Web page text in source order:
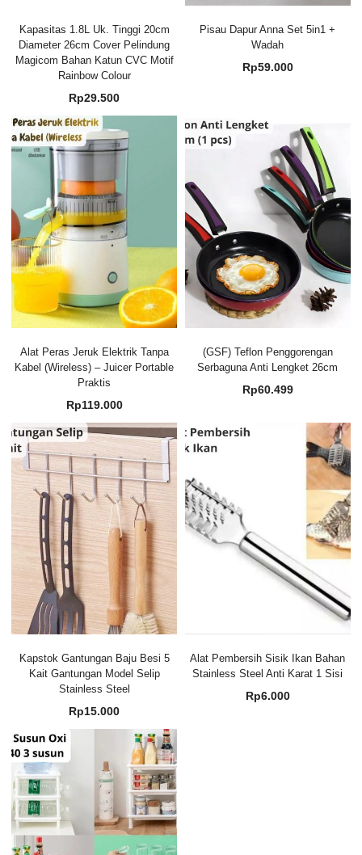
Kapasitas 1.8L Uk. Tinggi 20cm
Diameter 26cm Cover Pelindung
Magicom Bahan Katun CVC Motif
Rainbow Colour
Rp29.500
Pisau Dapur Anna Set 5in1 +
Wadah
Rp59.000
Alat Peras Jeruk Elektrik Tanpa
Kabel (Wireless) – Juicer Portable
Praktis
Rp119.000
(GSF) Teflon Penggorengan
Serbaguna Anti Lengket 26cm
Rp60.499
Kapstok Gantungan Baju Besi 5
Kait Gantungan Model Selip
Stainless Steel
Rp15.000
Alat Pembersih Sisik Ikan Bahan
Stainless Steel Anti Karat 1 Sisi
Rp6.000